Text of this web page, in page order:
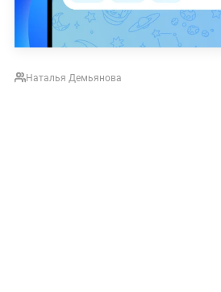
Наталья Демьянова